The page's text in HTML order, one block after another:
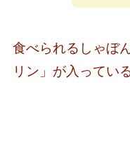
食べられるしゃぼ
リン」が入ってい